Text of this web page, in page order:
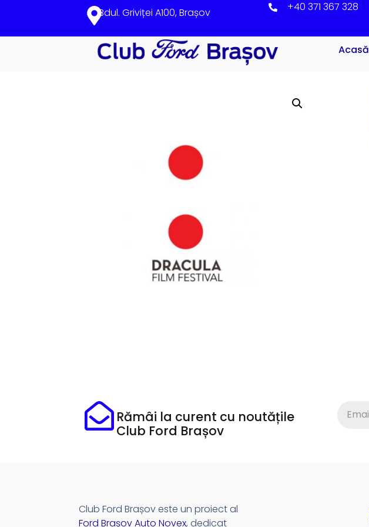
Bdul. Griviței A100, Brașov +40 371 367 328
Acasă
Rămâi la curent cu noutățile
Club Ford Brașov
Club Ford Brașov este un proiect al
Ford Brașov Auto Novex, dedicat